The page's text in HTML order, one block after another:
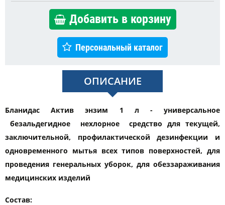
Добавить в корзину
Персональный каталог
ОПИСАНИЕ
Бланидас Актив энзим 1 л - универсальное
безальдегидное нехлорное средство для текущей,
заключительной, профилактической дезинфекции и
одновременного мытья всех типов поверхностей, для
проведения генеральных уборок, для обеззараживания
медицинских изделий
Состав: